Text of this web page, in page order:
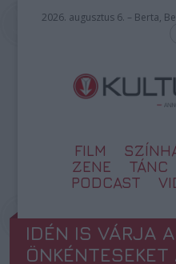
2026. augusztus 6. – Berta,
FILM
ZENE
TÁNC
PODCAST
IDÉN IS VÁRJA